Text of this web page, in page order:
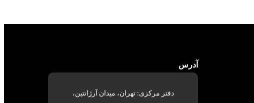
آدرس
دفتر مرکزی: تهران، میدان آرژانتین،